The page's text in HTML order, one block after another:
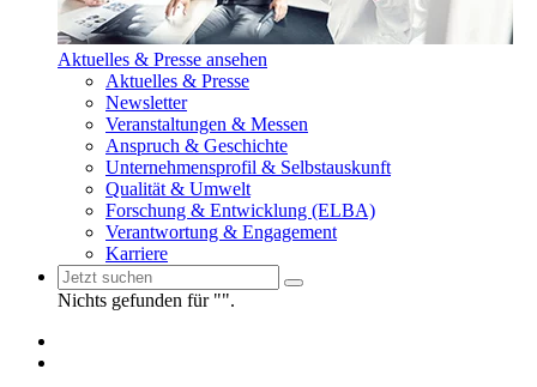
Aktuelles & Presse ansehen
Aktuelles & Presse
Newsletter
Veranstaltungen & Messen
Anspruch & Geschichte
Unternehmensprofil & Selbstauskunft
Qualität & Umwelt
Forschung & Entwicklung (ELBA)
Verantwortung & Engagement
Karriere
Nichts gefunden für "".